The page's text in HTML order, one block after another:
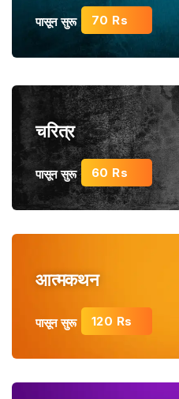
पासून सुरू 70 Rs
चरित्र
पासून सुरू 60 Rs
आत्मकथन
पासून सुरू 120 Rs